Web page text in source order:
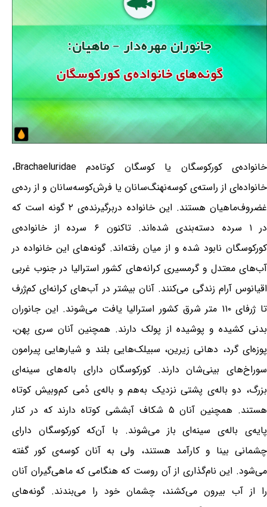
خانواده‌ی کورکوسگان یا کوسگان کوتاه‌دم Brachaeluridae،
خانواده‌ای از راسته‌ی کوسه‌نهنگ‌سانان یا فرش‌کوسه‌سانان و از رده‌ی
غضروف‌ماهیان هستند. این خانواده دربرگیرنده‌ی ۲ گونه است که
در ۱ سرده دسته‌بندی شده‌اند. تاکنون ۶ سرده از خانواده‌ی
کورکوسگان نابود شده و از میان رفته‌اند. گونه‌های این خانواده در
آب‌های معتدل و گرمسیری کرانه‌های کشور استرالیا در جنوب غربی
اقیانوس آرام زندگی می‌کنند. آنان بیشتر در آب‌های کرانه‌ای کم‌ژرف
تا ژرفای ۱۱۰ متر شرق کشور استرالیا یافت می‌شوند. این جانوران
بدنی کشیده و پوشیده از پولک دارند. همچنین آنان سری پهن،
پوزه‌ای گرد، دهانی زیرین، سبیلک‌هایی بلند و شیارهایی پیرامون
سوراخ‌های بینی‌شان دارند. کورکوسگان دارای باله‌های سینه‌ای
بزرگ، دو باله‌ی پشتی نزدیک به‌هم و باله‌ی دُمی کم‌وبیش کوتاه
هستند. همچنین آنان ۵ شکاف آبششی کوتاه دارند که در کنار
پایه‌ی باله‌ی سینه‌ای باز می‌شوند. با آن‌که کورکوسگان دارای
چشمانی بینا و کارآمد هستند، ولی به آنان کوسه‌ی کور گفته
می‌شود. این نام‌گذاری از آن روست که هنگامی که ماهی‌گیران آنان
را از آب بیرون می‌کشند، چشمان خود را می‌بندند. گونه‌های